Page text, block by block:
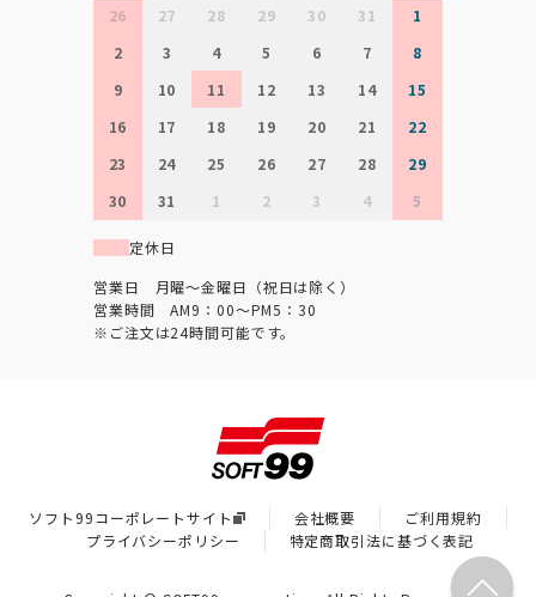
26
27 28 29 30 31
1
2
3 4 5 6 7
8
9
10 11 12 13 14
15
16
17 18 19 20 21
22
23
24 25 26 27 28
29
30
31 1 2 3 4 5
定休日
営業日 月曜～金曜日（祝日は除く）
営業時間 AM9：00～PM5：30
※ご注文は24時間可能です。
ソフト99コーポレートサイト 会社概要
ご利用規約
プライバシーポリシー
特定商取引法に基づく表記